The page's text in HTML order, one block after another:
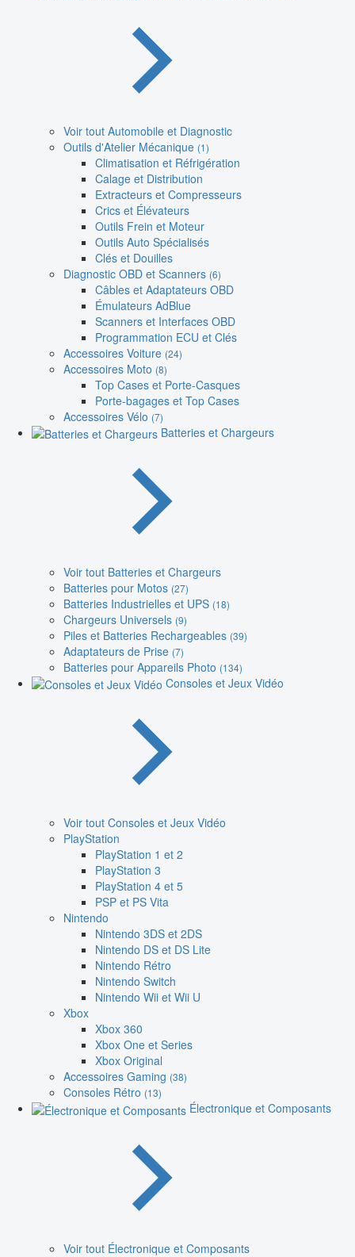
Voir tout Automobile et Diagnostic
Outils d'Atelier Mécanique (1)
Climatisation et Réfrigération
Calage et Distribution
Extracteurs et Compresseurs
Crics et Élévateurs
Outils Frein et Moteur
Outils Auto Spécialisés
Clés et Douilles
Diagnostic OBD et Scanners (6)
Câbles et Adaptateurs OBD
Émulateurs AdBlue
Scanners et Interfaces OBD
Programmation ECU et Clés
Accessoires Voiture (24)
Accessoires Moto (8)
Top Cases et Porte-Casques
Porte-bagages et Top Cases
Accessoires Vélo (7)
Batteries et Chargeurs
Voir tout Batteries et Chargeurs
Batteries pour Motos (27)
Batteries Industrielles et UPS (18)
Chargeurs Universels (9)
Piles et Batteries Rechargeables (39)
Adaptateurs de Prise (7)
Batteries pour Appareils Photo (134)
Consoles et Jeux Vidéo
Voir tout Consoles et Jeux Vidéo
PlayStation
PlayStation 1 et 2
PlayStation 3
PlayStation 4 et 5
PSP et PS Vita
Nintendo
Nintendo 3DS et 2DS
Nintendo DS et DS Lite
Nintendo Rétro
Nintendo Switch
Nintendo Wii et Wii U
Xbox
Xbox 360
Xbox One et Series
Xbox Original
Accessoires Gaming (38)
Consoles Rétro (13)
Électronique et Composants
Voir tout Électronique et Composants